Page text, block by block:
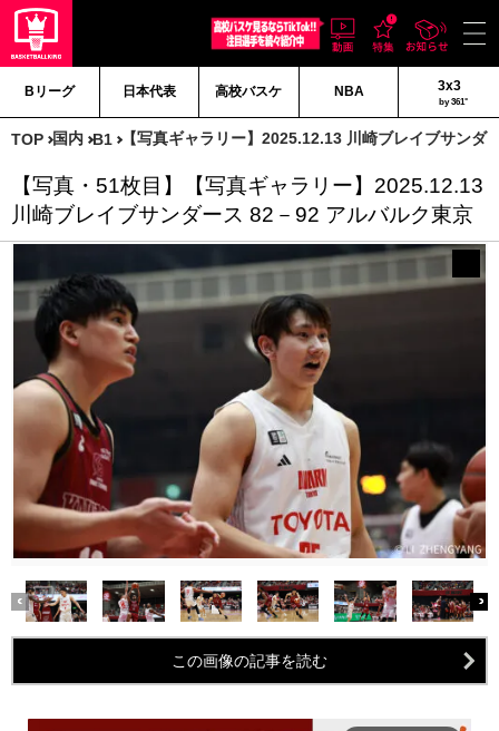
Bリーグ 日本代表 高校バスケ NBA 3x3
by 361°
TOP 国内 B1 【写真ギャラリー】2025.12.13 川崎ブレイブサンダ
【写真・51枚目】【写真ギャラリー】2025.12.13
川崎ブレイブサンダース 82－92 アルバルク東京
この画像の記事を読む